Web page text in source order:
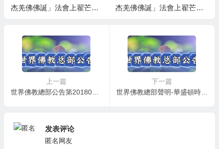
杰羌佛佛誕」法會上翟芒尊
杰羌佛佛誕」法會上翟芒尊
上一篇
世界佛教總部公告第20180105號 羌佛正法傳長老，聖尊再留大聖蹟
下一篇
世界佛教總部聲明-華盛頓時報 2019-01-28
发表评论
匿名网友